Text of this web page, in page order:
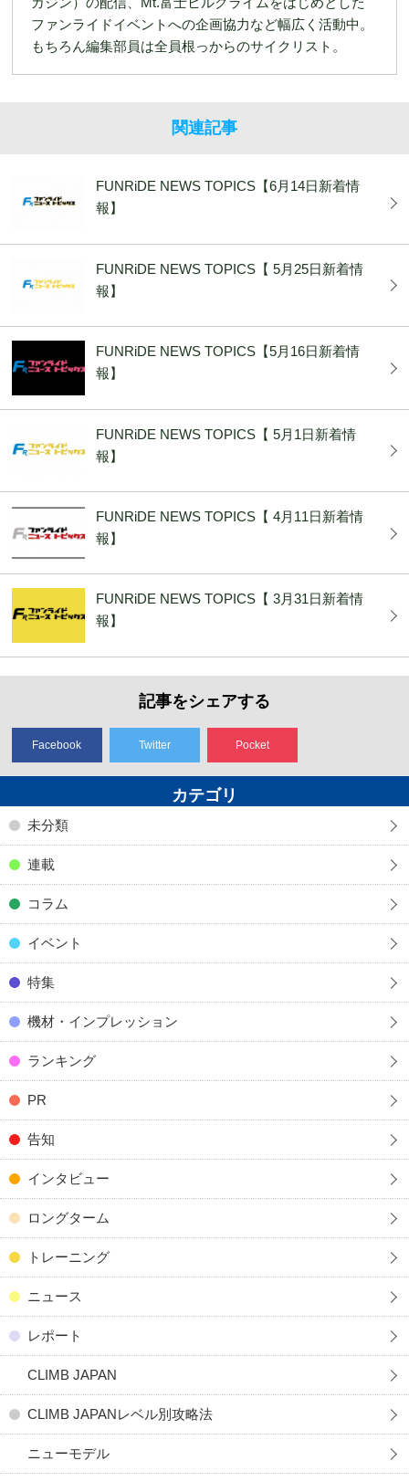
ファンライドイベントへの企画協力など幅広く活動中。
もちろん編集部員は全員根っからのサイクリスト。
関連記事
FUNRiDE NEWS TOPICS【6月14日新着情
報】
FUNRiDE NEWS TOPICS【 5月25日新着情
報】
FUNRiDE NEWS TOPICS【5月16日新着情
報】
FUNRiDE NEWS TOPICS【 5月1日新着情
報】
FUNRiDE NEWS TOPICS【 4月11日新着情
報】
FUNRiDE NEWS TOPICS【 3月31日新着情
報】
記事をシェアする
Facebook Twitter Pocket
カテゴリ
未分類
連載
コラム
イベント
特集
機材・インプレッション
ランキング
PR
告知
インタビュー
ロングターム
トレーニング
ニュース
レポート
CLIMB JAPAN
CLIMB JAPANレベル別攻略法
ニューモデル